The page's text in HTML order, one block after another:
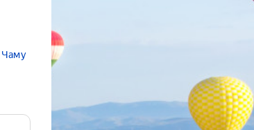
Чаму